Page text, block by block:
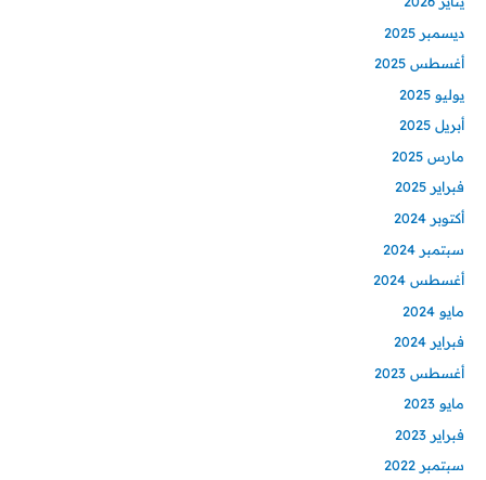
ديسمبر 2025
أغسطس 2025
يوليو 2025
أبريل 2025
مارس 2025
فبراير 2025
أكتوبر 2024
سبتمبر 2024
أغسطس 2024
مايو 2024
فبراير 2024
أغسطس 2023
مايو 2023
فبراير 2023
سبتمبر 2022